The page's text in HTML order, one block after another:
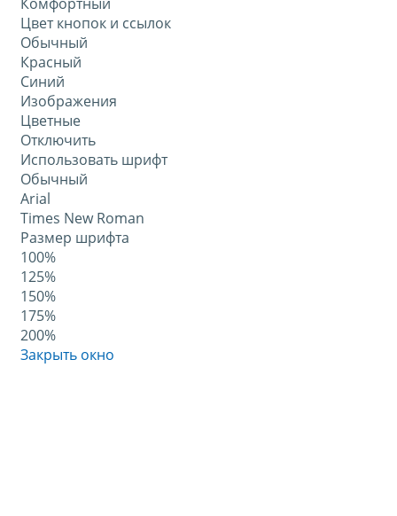
Цвет кнопок и ссылок
Обычный
Красный
Синий
Изображения
Цветные
Отключить
Использовать шрифт
Обычный
Arial
Times New Roman
Размер шрифта
100%
125%
150%
175%
200%
Закрыть окно